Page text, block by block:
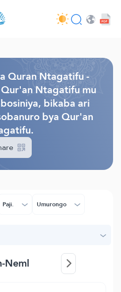
amavugurura. - API
Quran Ntagatifu -
Ntagatifu mu
bikaba ari
bya Qur'an
Paji. Umurongo
Neml